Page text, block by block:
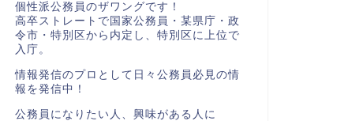
個性派公務員のザワングです！
高卒ストレートで国家公務員・某県庁・政
令市・特別区から内定し、特別区に上位で
入庁。
情報発信のプロとして日々公務員必見の情
報を発信中！
公務員になりたい人、興味がある人に